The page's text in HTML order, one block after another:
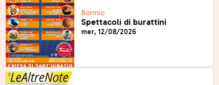
Bormio
Spettacoli di burattini
mer, 12/08/2026